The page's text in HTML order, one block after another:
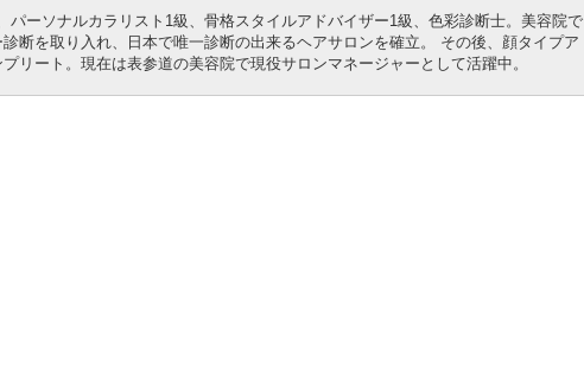
パーソナルカラリスト1級、骨格スタイルアドバイザー1級、色彩診断士。美容院で
断を取り入れ、日本で唯一診断の出来るヘアサロンを確立。 その後、顔タイプア
リート。現在は表参道の美容院で現役サロンマネージャーとして活躍中。